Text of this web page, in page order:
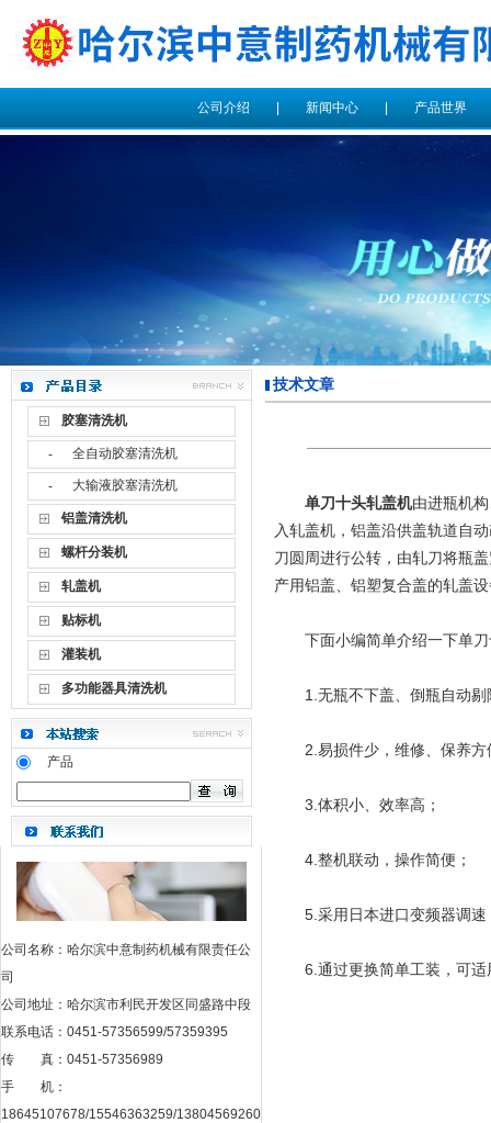
公司介绍 新闻中心 产品世界
胶塞清洗机
- 全自动胶塞清洗机
- 大输液胶塞清洗机
铝盖清洗机
螺杆分装机
轧盖机
贴标机
灌装机
多功能器具清洗机
产品
公司名称：哈尔滨中意制药机械有限责任公
司
公司地址：哈尔滨市利民开发区同盛路中段
联系电话：0451-57356599/57359395
传 真：0451-57356989
手 机：
18645107678/15546363259/13804569260
技术文章
单刀十头轧盖机由进瓶机
入轧盖机，铝盖沿供盖轨道自
刀圆周进行公转，由轧刀将瓶
产用铝盖、铝塑复合盖的轧盖
下面小编简单介绍一下单刀
1.无瓶不下盖、倒瓶自动剔
2.易损件少，维修、保养方
3.体积小、效率高；
4.整机联动，操作简便；
5.采用日本进口变频器调速
6.通过更换简单工装，可适